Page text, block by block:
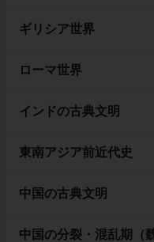
ギリシア世界
ローマ世界
インドの古典文明
東南アジア前近代史
中国の古典文明
中国の分裂・混乱期（